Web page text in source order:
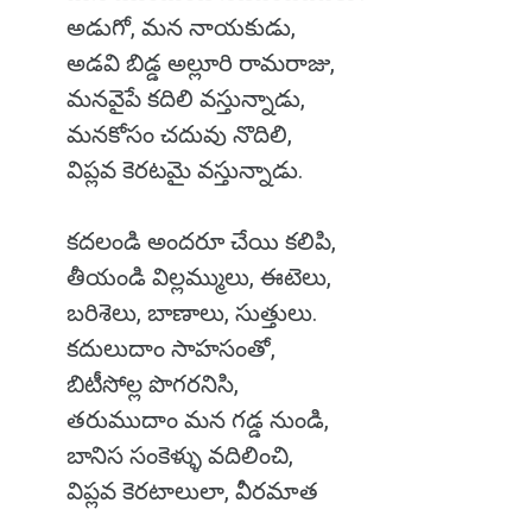
అడుగో, మన నాయకుడు,
అడవి బిడ్డ అల్లూరి రామరాజు,
మనవైపే కదిలి వస్తున్నాడు,
మనకోసం చదువు నొదిలి,
విప్లవ కెరటమై వస్తున్నాడు.
కదలండి అందరూ చేయి కలిపి,
తీయండి విల్లమ్ములు, ఈటెలు,
బరిశెలు, బాణాలు, సుత్తులు.
కదులుదాం సాహసంతో,
బిటీసోల్ల పొగరనిసి,
తరుముదాం మన గడ్డ నుండి,
బానిస సంకెళ్ళు వదిలించి,
విప్లవ కెరటాలులా, వీరమాత